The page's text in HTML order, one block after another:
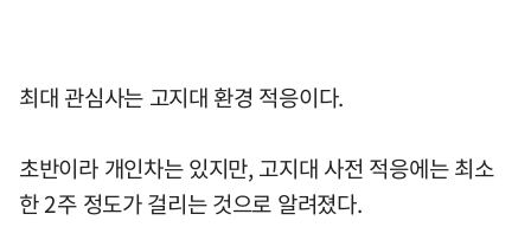
최대 관심사는 고지대 환경 적응이다.
초반이라 개인차는 있지만, 고지대 사전 적응에는 최소
한 2주 정도가 걸리는 것으로 알려졌다.